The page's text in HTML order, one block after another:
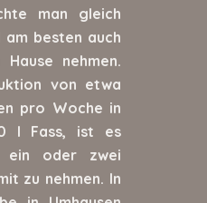
man gleich
am besten auch
nehmen.
von etwa
pro Woche in
l Fass, ist es
ein oder zwei
zu nehmen. In